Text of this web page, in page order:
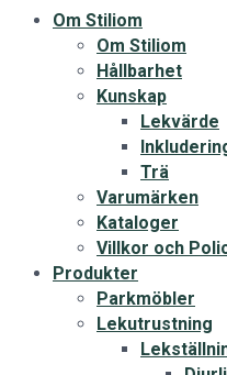
Om Stiliom
Om Stiliom
Hållbarhet
Kunskap
Lekvärde
Trä
Varumärken
Kataloger
Villkor och
Produkter
Parkmöbler
Lekutrustning